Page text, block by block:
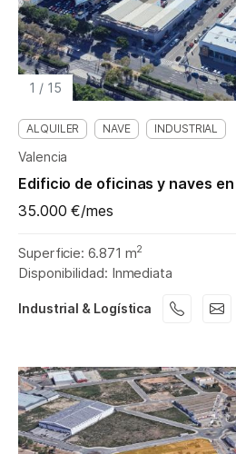
1 / 15
ALQUILER NAVE INDUSTRIAL
Valencia
Edificio de oficinas y naves en
35.000 €/mes
Superficie: 6.871 m2
Disponibilidad: Inmediata
Industrial & Logística